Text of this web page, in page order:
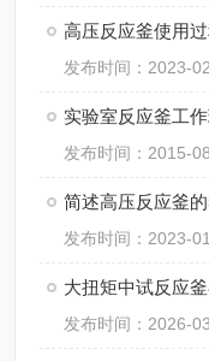
高压反应釜使用
发布时间：2023-
实验室反应釜工
发布时间：2015-
简述高压反应釜
发布时间：2023-
大扭矩中试反应
发布时间：2026-